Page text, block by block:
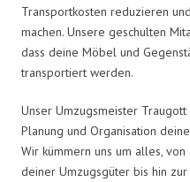
Transportkosten reduzieren
machen. Unsere geschulten
dass deine Möbel und
transportiert werden.
Unser Umzugsmeister
Planung und Organisation
Wir kümmern uns um alles,
deiner Umzugsgüter bis hin